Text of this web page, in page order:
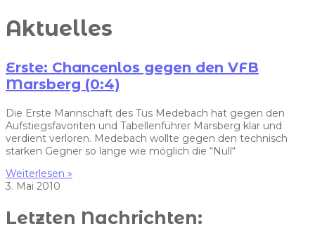
Aktuelles
Erste: Chancenlos gegen den VFB
Marsberg (0:4)
Die Erste Mannschaft des Tus Medebach hat gegen den
Aufstiegsfavoriten und Tabellenführer Marsberg klar und
verdient verloren. Medebach wollte gegen den technisch
starken Gegner so lange wie möglich die “Null“
Weiterlesen »
3. Mai 2010
Letzten Nachrichten: